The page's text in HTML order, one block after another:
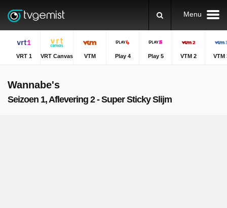
Menu
VRT 1 VRT Canvas VTM Play 4 Play 5 VTM 2 VTM
Wannabe's
Seizoen 1, Aflevering 2 - Super Sticky Slijm